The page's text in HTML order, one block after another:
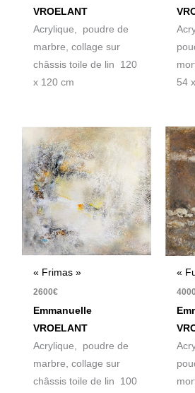
VROELANT
Acrylique, poudre de
marbre, collage sur
châssis toile de lin 120
x 120 cm
54
« Frimas »
2600€
Emmanuelle
VROELANT
Acrylique, poudre de
marbre, collage sur
châssis toile de lin 100
«